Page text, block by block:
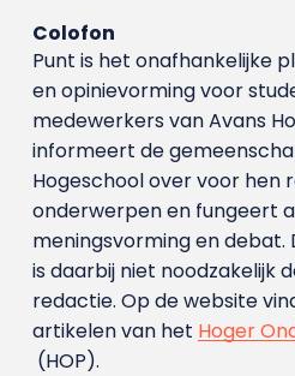
Colofon
Punt is het onafhankelijke
en opinievorming voor
medewerkers van Avans
informeert de
Hogeschool over voor hen
onderwerpen en fungeert
meningsvorming en debat.
is daarbij niet noodzakelijk
redactie. Op de website
artikelen van het Hoger
(HOP).